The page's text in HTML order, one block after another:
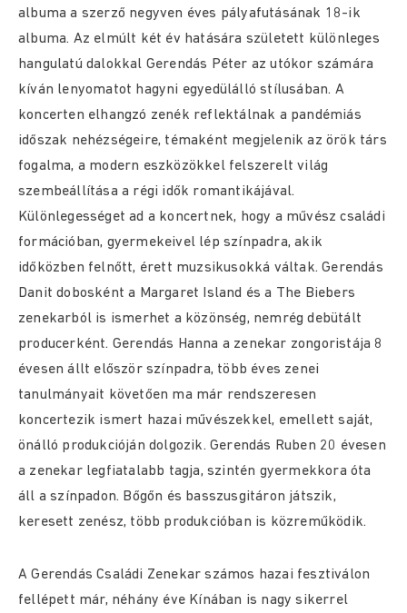
albuma a szerző negyven éves pályafutásának 18-ik
albuma. Az elmúlt két év hatására született különleges
hangulatú dalokkal Gerendás Péter az utókor számára
kíván lenyomatot hagyni egyedülálló stílusában. A
koncerten elhangzó zenék reflektálnak a pandémiás
időszak nehézségeire, témaként megjelenik az örök társ
fogalma, a modern eszközökkel felszerelt világ
szembeállítása a régi idők romantikájával.
Különlegességet ad a koncertnek, hogy a művész családi
formációban, gyermekeivel lép színpadra, akik
időközben felnőtt, érett muzsikusokká váltak. Gerendás
Danit dobosként a Margaret Island és a The Biebers
zenekarból is ismerhet a közönség, nemrég debütált
producerként. Gerendás Hanna a zenekar zongoristája 8
évesen állt először színpadra, több éves zenei
tanulmányait követően ma már rendszeresen
koncertezik ismert hazai művészekkel, emellett saját,
önálló produkcióján dolgozik. Gerendás Ruben 20 évesen
a zenekar legfiatalabb tagja, szintén gyermekkora óta
áll a színpadon. Bőgőn és basszusgitáron játszik,
keresett zenész, több produkcióban is közreműködik.
A Gerendás Családi Zenekar számos hazai fesztiválon
fellépett már, néhány éve Kínában is nagy sikerrel